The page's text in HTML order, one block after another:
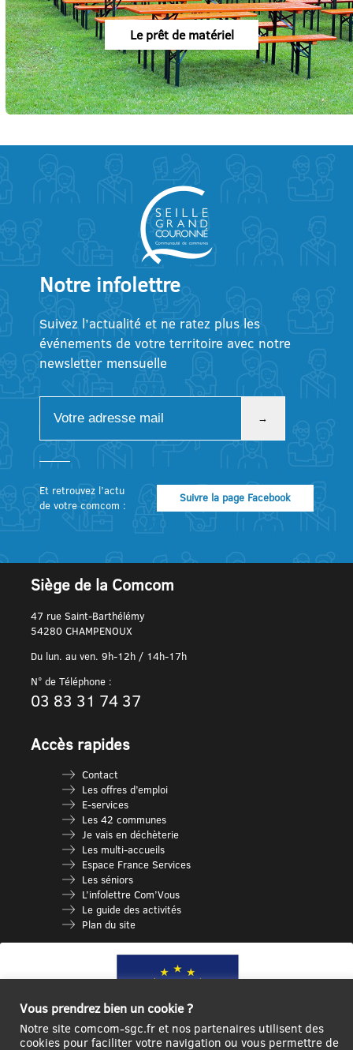
Le prêt de matériel
Notre infolettre
Suivez l’actualité et ne ratez plus les
événements de votre territoire avec notre
newsletter mensuelle
Et retrouvez l’actu
de votre comcom :
Suivre la page Facebook
Siège de la Comcom
47 rue Saint-Barthélémy
54280 CHAMPENOUX
Du lun. au ven. 9h-12h / 14h-17h
N° de Téléphone :
03 83 31 74 37
Accès rapides
Contact
Les offres d’emploi
E-services
Les 42 communes
Je vais en déchèterie
Les multi-accueils
Espace France Services
Les séniors
L’infolettre Com’Vous
Le guide des activités
Plan du site
Vous prendrez bien un cookie ?
Notre site comcom-sgc.fr et nos partenaires utilisent des
cookies pour faciliter votre navigation ou vous permettre de